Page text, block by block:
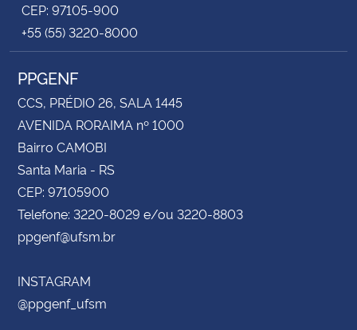
CEP: 97105-900
+55 (55) 3220-8000
PPGENF
CCS, PRÉDIO 26, SALA 1445
AVENIDA RORAIMA nº 1000
Bairro CAMOBI
Santa Maria - RS
CEP: 97105900
Telefone: 3220-8029 e/ou 3220-8803
ppgenf@ufsm.br
INSTAGRAM
@ppgenf_ufsm